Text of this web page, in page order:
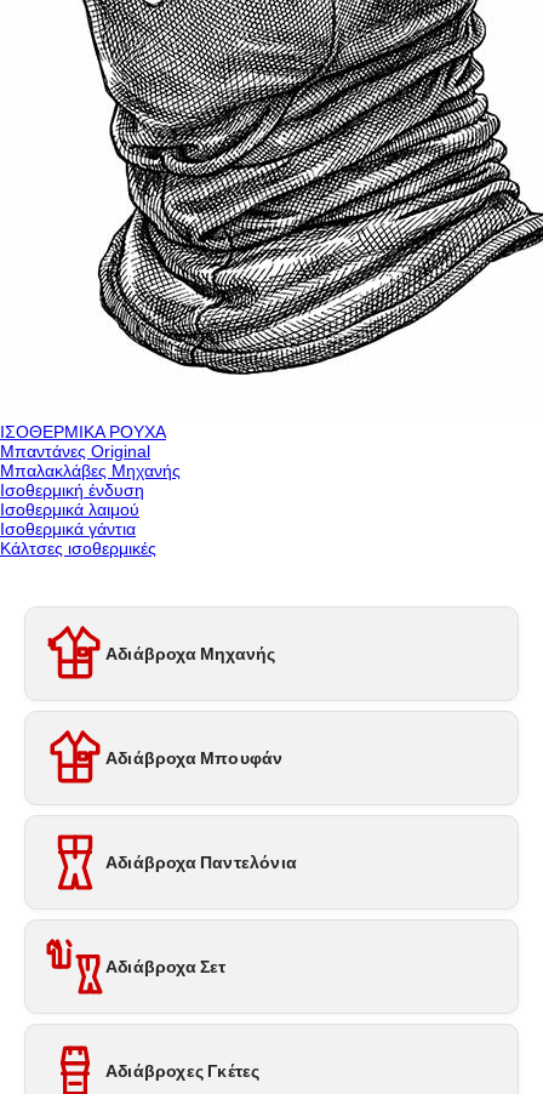
ΙΣΟΘΕΡΜΙΚΑ ΡΟΥΧΑ
Μπαντάνες Original
Μπαλακλάβες Μηχανής
Ισοθερμική ένδυση
Ισοθερμικά λαιμού
Ισοθερμικά γάντια
Κάλτσες ισοθερμικές
Αδιάβροχα Μηχανής
Αδιάβροχα Μπουφάν
Αδιάβροχα Παντελόνια
Αδιάβροχα Σετ
Αδιάβροχες Γκέτες